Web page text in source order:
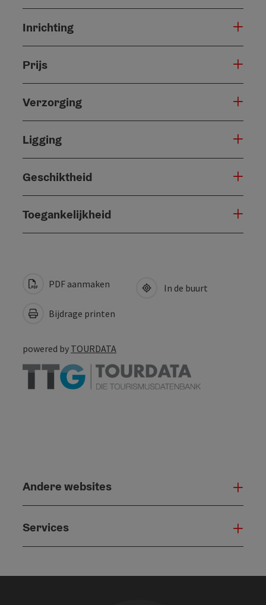
Inrichting
Prijs
Verzorging
Ligging
Geschiktheid
Toegankelijkheid
PDF aanmaken
Bijdrage printen
In de buurt
powered by TOURDATA
Andere websites
Services